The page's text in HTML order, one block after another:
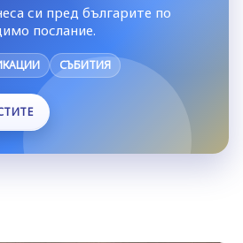
си пред българите по
послание.
СЪБИТИЯ